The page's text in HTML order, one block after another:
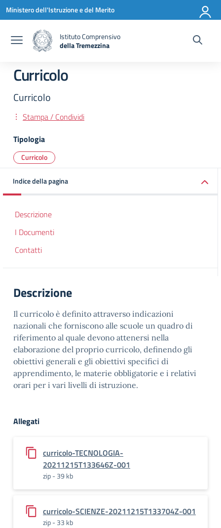
Vai ai contenuti
Vai al menu di navigazione
Vai al footer
Ministero dell'Istruzione e del Merito
Istituto Comprensivo
della Tremezzina
Curricolo
Curricolo
Stampa / Condividi
Tipologia
Curricolo
Indice della pagina
Descrizione
I Documenti
Contatti
Descrizione
Il curricolo è definito attraverso indicazioni
nazionali che forniscono alle scuole un quadro di
riferimento al quale devono attenersi nella
elaborazione del proprio curricolo, definendo gli
obiettivi generali e gli obiettivi specifici di
apprendimento, le materie obbligatorie e i relativi
orari per i vari livelli di istruzione.
Allegati
curricolo-TECNOLOGIA-
20211215T133646Z-001
zip - 39 kb
curricolo-SCIENZE-20211215T133704Z-001
zip - 33 kb